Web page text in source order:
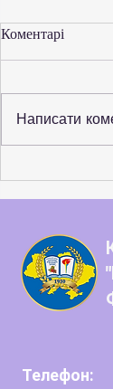
Коментарі
Написати
Телефон: